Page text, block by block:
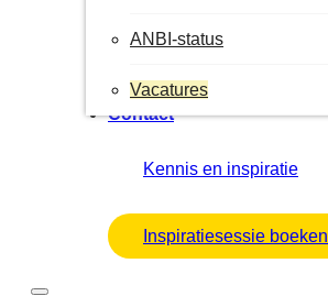
ANBI-status
Vacatures
Contact
Kennis en inspiratie
Inspiratiesessie boeken